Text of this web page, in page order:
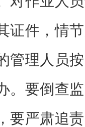
证件，情
管理人员
。要倒查
要严肃追